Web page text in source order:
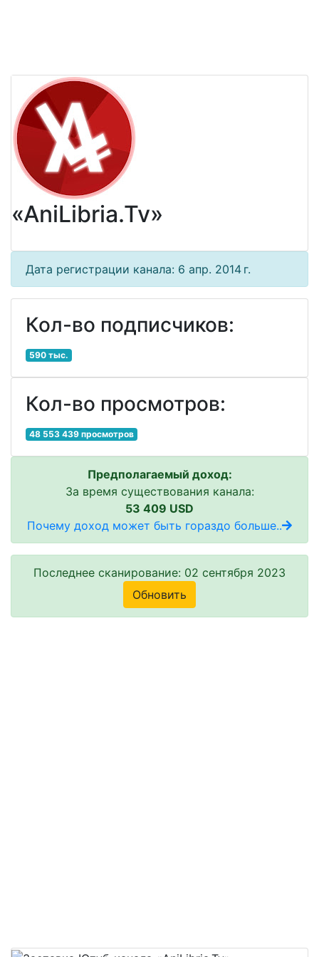
«AniLibria.Tv»
Дата регистрации канала: 6 апр. 2014 г.
Кол-во подписчиков:
590 тыс.
Кол-во просмотров:
48 553 439 просмотров
Предполагаемый доход:
За время существования канала:
53 409 USD
Почему доход может быть гораздо больше..
Последнее сканирование: 02 сентября 2023
Обновить